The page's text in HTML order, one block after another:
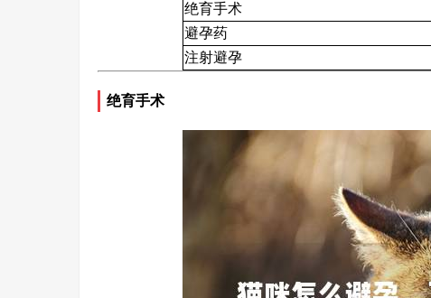
绝育手术
避孕药
注射避孕
绝育手术